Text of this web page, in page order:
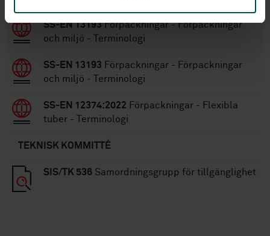
SS-EN 13193Förpackningar - Förpackningar
och miljö - Terminologi
SS-EN 13193 Förpackningar - Förpackningar
och miljö - Terminologi
SS-EN 12374:2022 Förpackningar - Flexibla
tuber - Terminologi
TEKNISK KOMMITTÉ
SIS/TK 536 Samordningsgrupp för tillgänglighet